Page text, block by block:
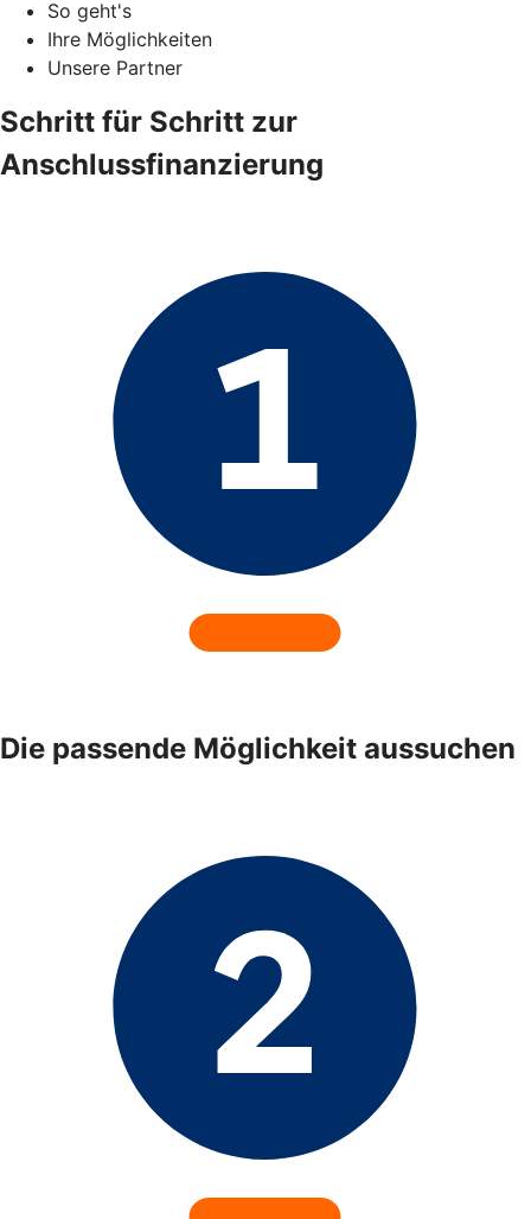
So geht's
Ihre Möglichkeiten
Unsere Partner
Schritt für Schritt zur
Anschlussfinanzierung
Die passende Möglichkeit aussuchen